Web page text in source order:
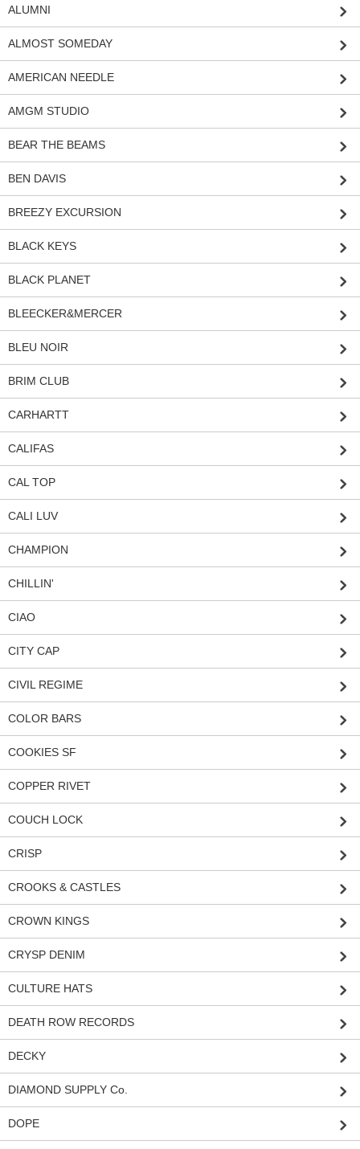
ALUMNI
ALMOST SOMEDAY
AMERICAN NEEDLE
AMGM STUDIO
BEAR THE BEAMS
BEN DAVIS
BREEZY EXCURSION
BLACK KEYS
BLACK PLANET
BLEECKER&MERCER
BLEU NOIR
BRIM CLUB
CARHARTT
CALIFAS
CAL TOP
CALI LUV
CHAMPION
CHILLIN'
CIAO
CITY CAP
CIVIL REGIME
COLOR BARS
COOKIES SF
COPPER RIVET
COUCH LOCK
CRISP
CROOKS & CASTLES
CROWN KINGS
CRYSP DENIM
CULTURE HATS
DEATH ROW RECORDS
DECKY
DIAMOND SUPPLY Co.
DOPE